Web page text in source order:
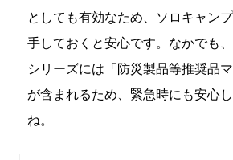
としても有効なため、ソロキャン
手しておくと安心です。なかでも
シリーズには「防災製品等推奨品
が含まれるため、緊急時にも安心
ね。